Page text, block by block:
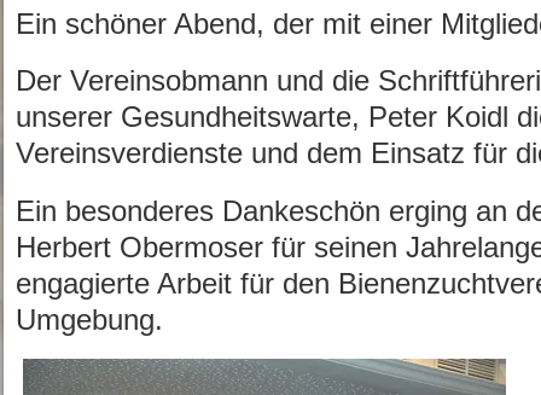
Ein schöner Abend, der mit einer
Der Vereinsobmann und die
unserer Gesundheitswarte, Peter Koidl
Vereinsverdienste und dem Einsatz für
Ein besonderes Dankeschön erging an
Herbert Obermoser für seinen
engagierte Arbeit für den
Umgebung.